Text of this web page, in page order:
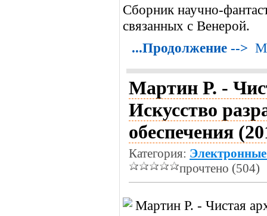
Сборник научно-
связанных с Венерой.
...Продолжение -->
Мартин Р. -
Искусство
обеспечения
Категория:
прочтено (504)